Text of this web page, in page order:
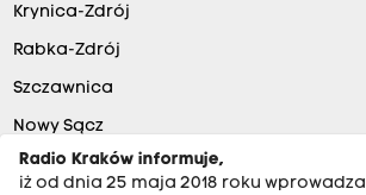
Krynica-Zdrój
Rabka-Zdrój
Szczawnica
Nowy Sącz
Radio Kraków informuje,
iż od dnia 25 maja 2018 roku wprowadza